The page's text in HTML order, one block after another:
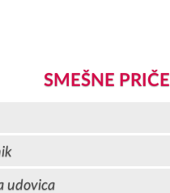
SMEŠNE PRIČE
udovica